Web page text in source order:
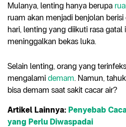
Mulanya, lenting hanya berupa
ruam akan menjadi benjolan
hari, lenting yang diikuti rasa gatal
meninggalkan bekas luka.
Selain lenting, orang yang
mengalami demam. Namun,
bisa demam saat sakit cacar air?
Artikel Lainnya: Penyebab
yang Perlu Diwaspadai